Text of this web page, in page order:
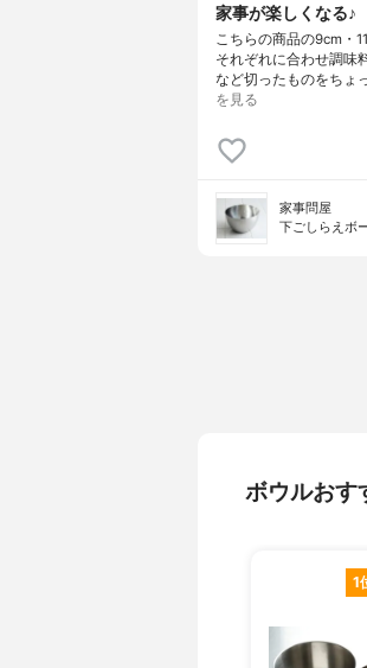
家事が楽しくなる♪
こちらの商品の9cm・
それぞれに合わせ調味
など切ったものをちょ
を見る
家事問屋
下ごしらえボ
ボウルおす
1